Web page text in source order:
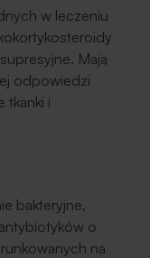
w leczeniu
Mają
odpowiedzi
tkanki i
bakteryjne,
o
na